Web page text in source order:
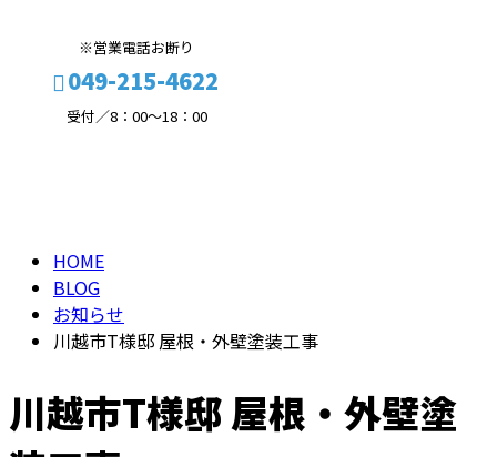
※営業電話お断り
049-215-4622
受付／8：00～18：00
HOME
BLOG
お知らせ
川越市T様邸 屋根・外壁塗装工事
川越市T様邸 屋根・外壁塗